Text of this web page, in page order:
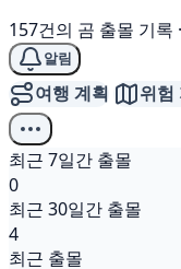
157건의 곰 출몰 기록 ·
알림
여행 계획 위험
최근 7일간 출몰
0
최근 30일간 출몰
4
최근 출몰